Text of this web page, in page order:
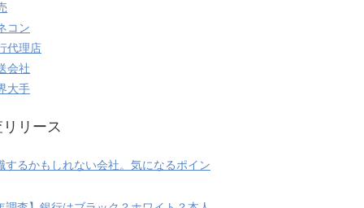
コン
代理店
会社
大手
リース
するかもしれない会社。気になるポイン